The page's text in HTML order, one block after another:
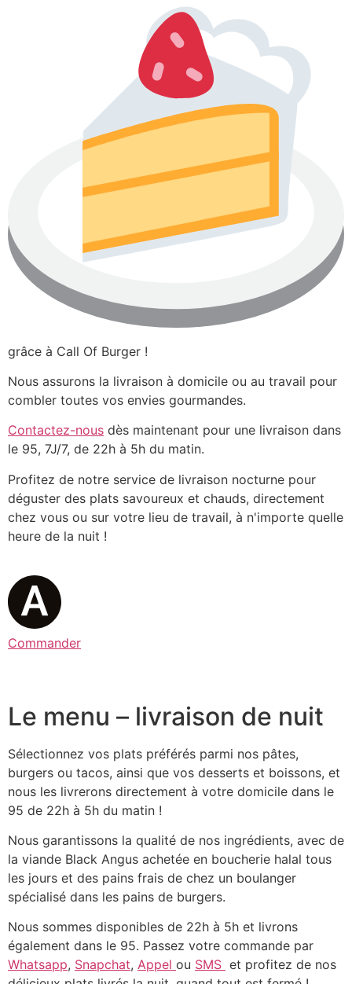
grâce à Call Of Burger !
Nous assurons la livraison à domicile ou au travail pour
combler toutes vos envies gourmandes.
Contactez-nous dès maintenant pour une livraison dans
le 95, 7J/7, de 22h à 5h du matin.
Profitez de notre service de livraison nocturne pour
déguster des plats savoureux et chauds, directement
chez vous ou sur votre lieu de travail, à n'importe quelle
heure de la nuit !
Commander
Le menu – livraison de nuit
Sélectionnez vos plats préférés parmi nos pâtes,
burgers ou tacos, ainsi que vos desserts et boissons, et
nous les livrerons directement à votre domicile dans le
95 de 22h à 5h du matin !
Nous garantissons la qualité de nos ingrédients, avec de
la viande Black Angus achetée en boucherie halal tous
les jours et des pains frais de chez un boulanger
spécialisé dans les pains de burgers.
Nous sommes disponibles de 22h à 5h et livrons
également dans le 95. Passez votre commande par
Whatsapp, Snapchat, Appel ou SMS et profitez de nos